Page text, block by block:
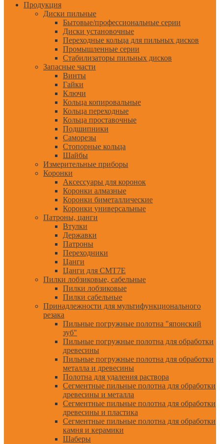
Продукция
Диски пильные
Бытовые/профессиональные серии
Диски установочные
Переходные кольца для пильных дисков
Промышленные серии
Стабилизаторы пильных дисков
Запасные части
Винты
Гайки
Ключи
Кольца копировальные
Кольца переходные
Кольца проставочные
Подшипники
Саморезы
Стопорные кольца
Шайбы
Измерительные приборы
Коронки
Аксессуары для коронок
Коронки алмазные
Коронки биметаллические
Коронки универсальные
Патроны, цанги
Втулки
Державки
Патроны
Переходники
Цанги
Цанги для CMT7E
Пилки лобзиковые, сабельные
Пилки лобзиковые
Пилки сабельные
Принадлежности для мультифункционального
резака
Пильные погружные полотна "японский
зуб"
Пильные погружные полотна для обработки
древесины
Пильные погружные полотна для обработки
металла и древесины
Полотна для удаления раствора
Сегментные пильные полотна для обработки
древесины и металла
Сегментные пильные полотна для обработки
древесины и пластика
Сегментные пильные полотна для обработки
камня и керамики
Шаберы